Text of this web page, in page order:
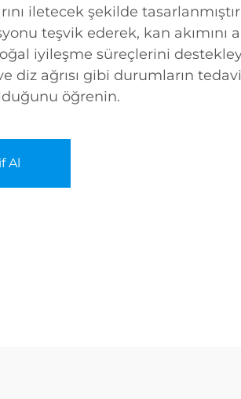
iletecek şekilde
teşvik ederek, kan akımını
iyileşme süreçlerini
diz ağrısı gibi durumların
öğrenin.
Al